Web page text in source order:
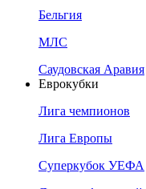
Бельгия
МЛС
Саудовская Аравия
Еврокубки
Лига чемпионов
Лига Европы
Суперкубок УЕФА